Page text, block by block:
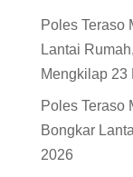
Poles Teraso
Lantai
Mengkilap 23
Poles Teraso
Bongkar
2026